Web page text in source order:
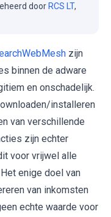
door RCS LT,
zijn
binnen de adware
en onschadelijk.
installeren
van verschillende
zijn echter
voor vrijwel alle
enige doel van
van inkomsten
echte waarde voor